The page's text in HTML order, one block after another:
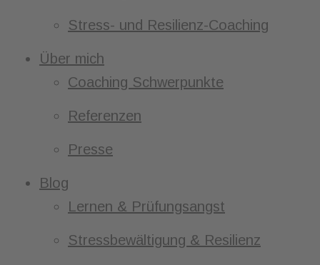
Stress- und Resilienz-Coaching
Über mich
Coaching Schwerpunkte
Referenzen
Presse
Blog
Lernen & Prüfungsangst
Stressbewältigung & Resilienz